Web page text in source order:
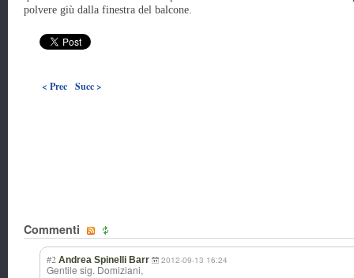
polvere giù dalla finestra del balcone.
< Prec Succ >
Commenti
#2 Andrea Spinelli Barr 2012-09-13 16:24
Gentile sig. Domiziani,